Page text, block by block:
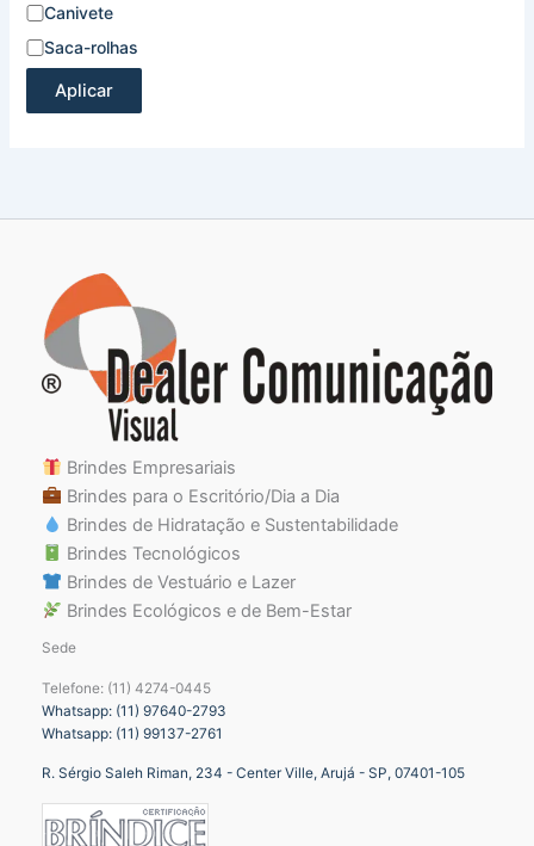
Canivete
Saca-rolhas
Aplicar
Brindes Empresariais
Brindes para o Escritório/Dia a Dia
Brindes de Hidratação e Sustentabilidade
Brindes Tecnológicos
Brindes de Vestuário e Lazer
Brindes Ecológicos e de Bem-Estar
Sede
Telefone: (11) 4274-0445
Whatsapp: (11) 97640-2793
Whatsapp: (11) 99137-2761
R. Sérgio Saleh Riman, 234 - Center Ville, Arujá - SP, 07401-105